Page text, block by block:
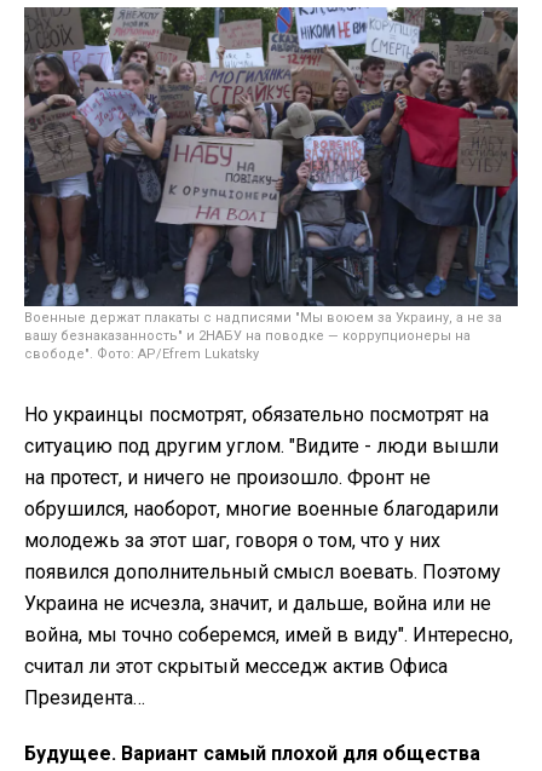
Военные держат плакаты с надписями "Мы воюем за Украину, а не за
вашу безнаказанность" и 2НАБУ на поводке — коррупционеры на
свободе". Фото: AP/Efrem Lukatsky
Но украинцы посмотрят, обязательно посмотрят на
ситуацию под другим углом. "Видите - люди вышли
на протест, и ничего не произошло. Фронт не
обрушился, наоборот, многие военные благодарили
молодежь за этот шаг, говоря о том, что у них
появился дополнительный смысл воевать. Поэтому
Украина не исчезла, значит, и дальше, война или не
война, мы точно соберемся, имей в виду". Интересно,
считал ли этот скрытый месседж актив Офиса
Президента…
Будущее. Вариант самый плохой для общества